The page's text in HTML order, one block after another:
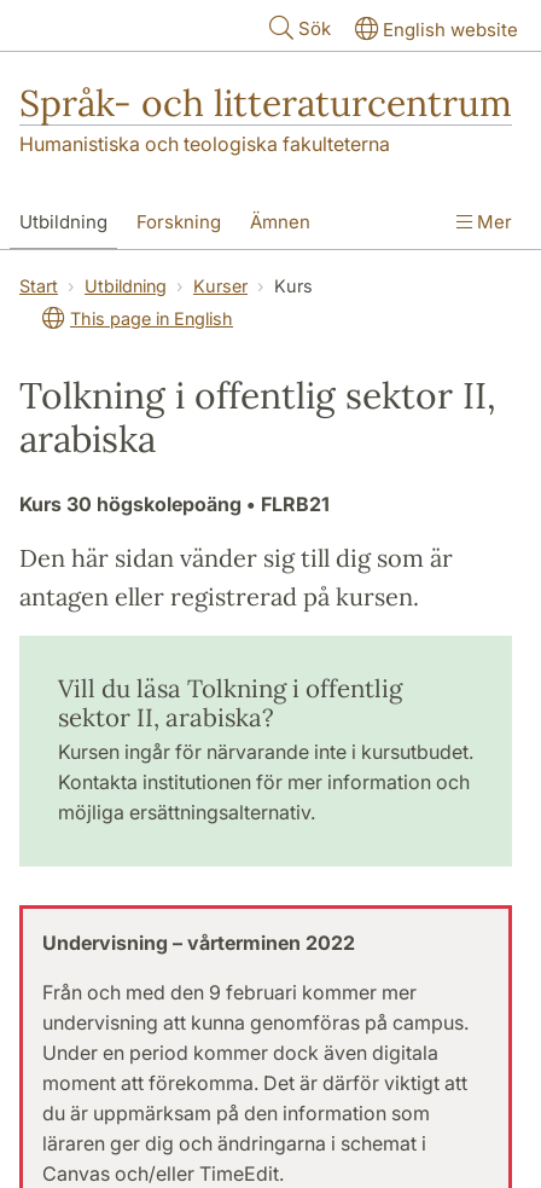
Sök English website
Språk- och litteraturcentrum
Humanistiska och teologiska fakulteterna
Utbildning Forskning Ämnen
SOL-husen Kontakt Institutionen
översättning till svenska
Mer
Start Utbildning Kurser
Kurs
This page in English
Tolkning i offentlig sektor II,
arabiska
Kurs 30 högskolepoäng • FLRB21
Den här sidan vänder sig till dig som är
antagen eller registrerad på kursen.
Vill du läsa Tolkning i offentlig
sektor II, arabiska?
Kursen ingår för närvarande inte i kursutbudet.
Kontakta institutionen för mer information och
möjliga ersättningsalternativ.
Undervisning – vårterminen 2022
Från och med den 9 februari kommer mer
undervisning att kunna genomföras på campus.
Under en period kommer dock även digitala
moment att förekomma. Det är därför viktigt att
du är uppmärksam på den information som
läraren ger dig och ändringarna i schemat i
Canvas och/eller TimeEdit.